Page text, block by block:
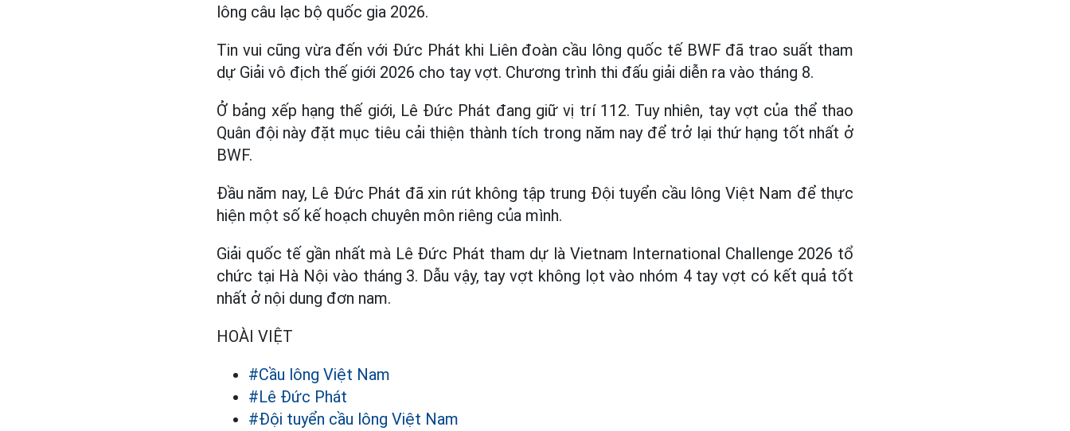
lông câu lạc bộ quốc gia 2026.
Tin vui cũng vừa đến với Đức Phát khi Liên đoàn cầu lông quốc tế BWF đã trao suất tham
dự Giải vô địch thế giới 2026 cho tay vợt. Chương trình thi đấu giải diễn ra vào tháng 8.
Ở bảng xếp hạng thế giới, Lê Đức Phát đang giữ vị trí 112. Tuy nhiên, tay vợt của thể thao
Quân đội này đặt mục tiêu cải thiện thành tích trong năm nay để trở lại thứ hạng tốt nhất ở
BWF.
Đầu năm nay, Lê Đức Phát đã xin rút không tập trung Đội tuyển cầu lông Việt Nam để thực
hiện một số kế hoạch chuyên môn riêng của mình.
Giải quốc tế gần nhất mà Lê Đức Phát tham dự là Vietnam International Challenge 2026 tổ
chức tại Hà Nội vào tháng 3. Dẫu vậy, tay vợt không lọt vào nhóm 4 tay vợt có kết quả tốt
nhất ở nội dung đơn nam.
HOÀI VIỆT
#Cầu lông Việt Nam
#Lê Đức Phát
#Đội tuyển cầu lông Việt Nam